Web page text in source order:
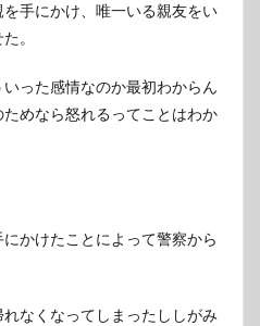
手にかけ、唯一いる親友をい
。
った感情なのか最初わからん
めなら怒れるってことはわか
かけたことによって警察から
なくなってしまったししがみ